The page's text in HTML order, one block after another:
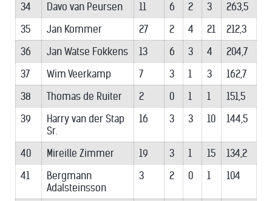
34
Davo van Peursen 11 6 2 3
263,5
35
Jan Kommer 27 2 4 21
212,3
36
Jan Watse Fokkens 13 6 3 4
204,7
37
Wim Veerkamp 7 3 1 3
162,7
38
Thomas de Ruiter 2 0 1 1
151,5
39
Harry van der Stap
Sr.
16 3 3 10 144,5
40 Mireille Zimmer 19 3 1 15
134,2
41
Bergmann
Adalsteinsson
3 2 0 1 104